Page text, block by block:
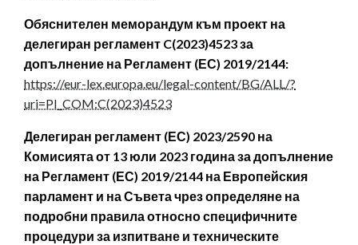
Обяснителен меморандум към проект на
делегиран регламент C(2023)4523 за
допълнение на Регламент (ЕС) 2019/2144:
https://eur-lex.europa.eu/legal-content/BG/ALL/?
uri=PI_COM:C(2023)4523
Делегиран регламент (ЕС) 2023/2590 на
Комисията от 13 юли 2023 година за допълнение
на Регламент (ЕС) 2019/2144 на Европейския
парламент и на Съвета чрез определяне на
подробни правила относно специфичните
процедури за изпитване и техническите